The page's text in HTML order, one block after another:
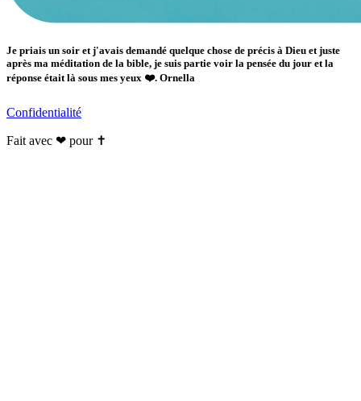
Je priais un soir et j'avais demandé quelque chose de précis à Dieu et juste
après ma méditation de la bible, je suis partie voir la pensée du jour et la
réponse était là sous mes yeux ❤️. Ornella
Confidentialité
Fait avec ❤ pour ✝️️